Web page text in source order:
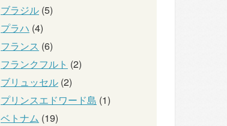
ブラジル (5)
プラハ (4)
フランス (6)
フランクフルト (2)
ブリュッセル (2)
プリンスエドワード島 (1)
ベトナム (19)